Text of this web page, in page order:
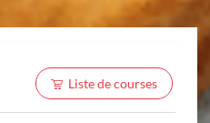
Liste de courses